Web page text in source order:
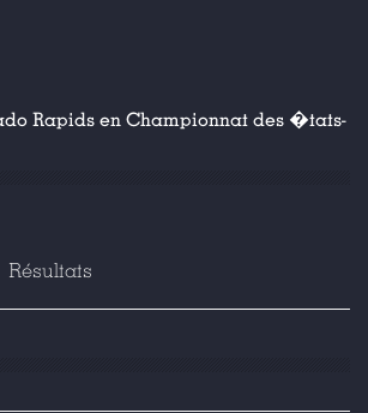
Rapids en Championnat des �tats-
Résultats